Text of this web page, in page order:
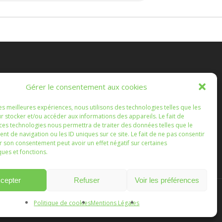
Gérer le consentement aux cookies
meilleures expériences, nous utilisons des technologies telles que les
stocker et/ou accéder aux informations des appareils. Le fait de
technologies nous permettra de traiter des données telles que le
de navigation ou les ID uniques sur ce site. Le fait de ne pas consentir
son consentement peut avoir un effet négatif sur certaines
et fonctions.
Refuser Voir les préférences
Politique de cookiesMentions Légales
soient l'occasion d'échanges enrichissants.